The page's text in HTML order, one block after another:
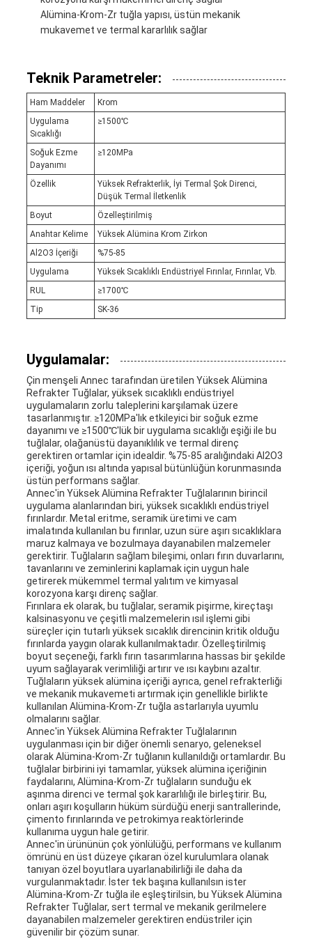
Alümina-Krom-Zr tuğla yapısı, üstün mekanik
mukavemet ve termal kararlılık sağlar
Teknik Parametreler:
Ham Maddeler
Krom
Uygulama
Sıcaklığı
≥1500℃
Soğuk Ezme
Dayanımı
≥120MPa
Özellik
Yüksek Refrakterlik, İyi Termal Şok Direnci,
Düşük Termal İletkenlik
Boyut
Özelleştirilmiş
Anahtar Kelime
Yüksek Alümina Krom Zirkon
Al2O3 İçeriği
%75-85
Uygulama
Yüksek Sıcaklıklı Endüstriyel Fırınlar, Fırınlar, Vb.
RUL
≥1700℃
Tip
SK-36
Uygulamalar:
Çin menşeli Annec tarafından üretilen Yüksek Alümina
Refrakter Tuğlalar, yüksek sıcaklıklı endüstriyel
uygulamaların zorlu taleplerini karşılamak üzere
tasarlanmıştır. ≥120MPa'lık etkileyici bir soğuk ezme
dayanımı ve ≥1500℃'lük bir uygulama sıcaklığı eşiği ile bu
tuğlalar, olağanüstü dayanıklılık ve termal direnç
gerektiren ortamlar için idealdir. %75-85 aralığındaki Al2O3
içeriği, yoğun ısı altında yapısal bütünlüğün korunmasında
üstün performans sağlar.
Annec'in Yüksek Alümina Refrakter Tuğlalarının birincil
uygulama alanlarından biri, yüksek sıcaklıklı endüstriyel
fırınlardır. Metal eritme, seramik üretimi ve cam
imalatında kullanılan bu fırınlar, uzun süre aşırı sıcaklıklara
maruz kalmaya ve bozulmaya dayanabilen malzemeler
gerektirir. Tuğlaların sağlam bileşimi, onları fırın duvarlarını,
tavanlarını ve zeminlerini kaplamak için uygun hale
getirerek mükemmel termal yalıtım ve kimyasal
korozyona karşı direnç sağlar.
Fırınlara ek olarak, bu tuğlalar, seramik pişirme, kireçtaşı
kalsinasyonu ve çeşitli malzemelerin ısıl işlemi gibi
süreçler için tutarlı yüksek sıcaklık direncinin kritik olduğu
fırınlarda yaygın olarak kullanılmaktadır. Özelleştirilmiş
boyut seçeneği, farklı fırın tasarımlarına hassas bir şekilde
uyum sağlayarak verimliliği artırır ve ısı kaybını azaltır.
Tuğlaların yüksek alümina içeriği ayrıca, genel refrakterliği
ve mekanik mukavemeti artırmak için genellikle birlikte
kullanılan Alümina-Krom-Zr tuğla astarlarıyla uyumlu
olmalarını sağlar.
Annec'in Yüksek Alümina Refrakter Tuğlalarının
uygulanması için bir diğer önemli senaryo, geleneksel
olarak Alümina-Krom-Zr tuğlanın kullanıldığı ortamlardır. Bu
tuğlalar birbirini iyi tamamlar, yüksek alümina içeriğinin
faydalarını, Alümina-Krom-Zr tuğlaların sunduğu ek
aşınma direnci ve termal şok kararlılığı ile birleştirir. Bu,
onları aşırı koşulların hüküm sürdüğü enerji santrallerinde,
çimento fırınlarında ve petrokimya reaktörlerinde
kullanıma uygun hale getirir.
Annec'in ürününün çok yönlülüğü, performans ve kullanım
ömrünü en üst düzeye çıkaran özel kurulumlara olanak
tanıyan özel boyutlara uyarlanabilirliği ile daha da
vurgulanmaktadır. İster tek başına kullanılsın ister
Alümina-Krom-Zr tuğla ile eşleştirilsin, bu Yüksek Alümina
Refrakter Tuğlalar, sert termal ve mekanik gerilmelere
dayanabilen malzemeler gerektiren endüstriler için
güvenilir bir çözüm sunar.